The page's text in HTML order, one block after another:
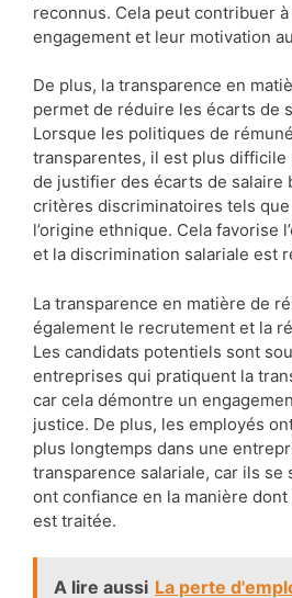
reconnus. Cela peut contribuer
engagement et leur motivation
De plus, la transparence en
permet de réduire les écarts de
Lorsque les politiques de
transparentes, il est plus
de justifier des écarts de salaire
critères discriminatoires tels que
l’origine ethnique. Cela favorise
et la discrimination salariale est
La transparence en matière de
également le recrutement et la
Les candidats potentiels sont
entreprises qui pratiquent la
car cela démontre un
justice. De plus, les employés
plus longtemps dans une
transparence salariale, car ils se
ont confiance en la manière
est traitée.
A lire aussi La perte